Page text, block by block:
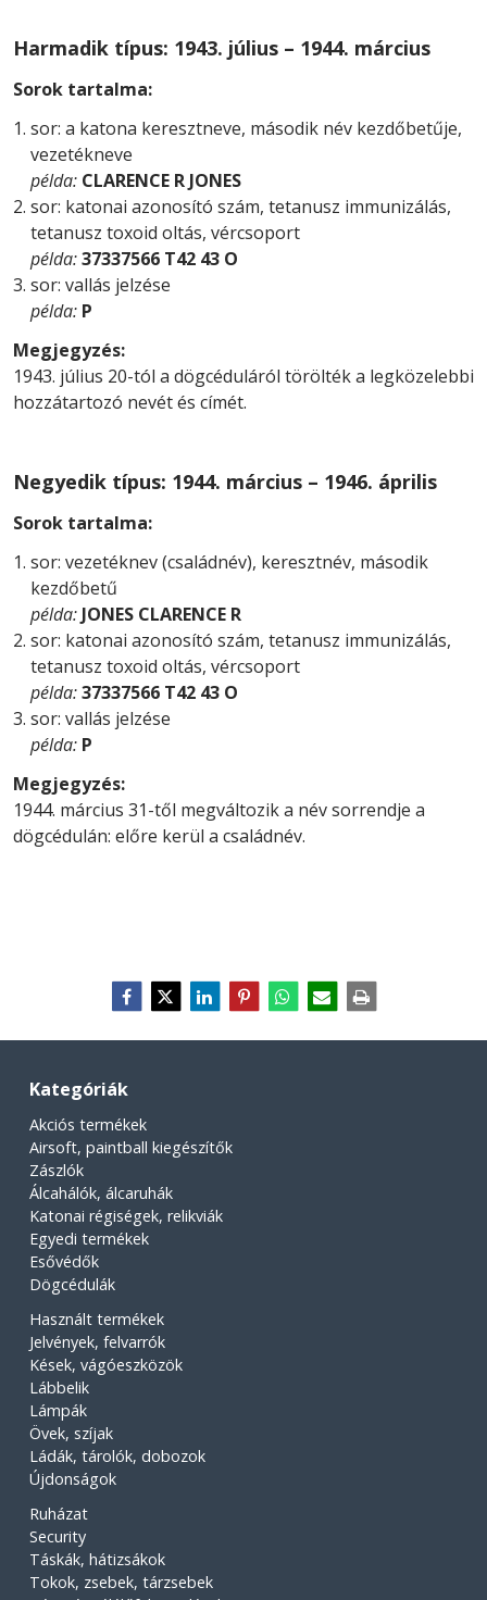
Harmadik típus: 1943. július – 1944. március
Sorok tartalma:
sor: a katona keresztneve, második név kezdőbetűje,
vezetékneve
példa: CLARENCE R JONES
sor: katonai azonosító szám, tetanusz immunizálás,
tetanusz toxoid oltás, vércsoport
példa:37337566 T42 43 O
sor: vallás jelzése
példa: P
Megjegyzés:
1943. július 20-tól a dögcéduláról törölték a legközelebbi
hozzátartozó nevét és címét.
Negyedik típus: 1944. március – 1946. április
Sorok tartalma:
sor: vezetéknev (családnév), keresztnév, második
kezdőbetű
példa: JONES CLARENCE R
sor: katonai azonosító szám, tetanusz immunizálás,
tetanusz toxoid oltás, vércsoport
példa:37337566 T42 43 O
sor: vallás jelzése
példa: P
Megjegyzés:
1944. március 31-től megváltozik a név sorrendje a
dögcédulán: előre kerül a családnév.
Kategóriák
Akciós termékek
Airsoft, paintball kiegészítők
Zászlók
Álcahálók, álcaruhák
Katonai régiségek, relikviák
Egyedi termékek
Esővédők
Dögcédulák
Használt termékek
Jelvények, felvarrók
Kések, vágóeszközök
Lábbelik
Lámpák
Övek, szíjak
Ládák, tárolók, dobozok
Újdonságok
Ruházat
Security
Táskák, hátizsákok
Tokok, zsebek, tárzsebek